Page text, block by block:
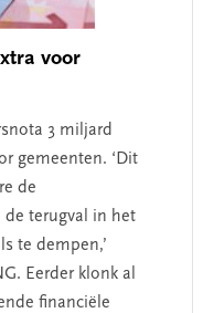
voor
3 miljard
gemeenten. ‘Dit
de
de terugval in het
te dempen,’
Eerder klonk al
financiële